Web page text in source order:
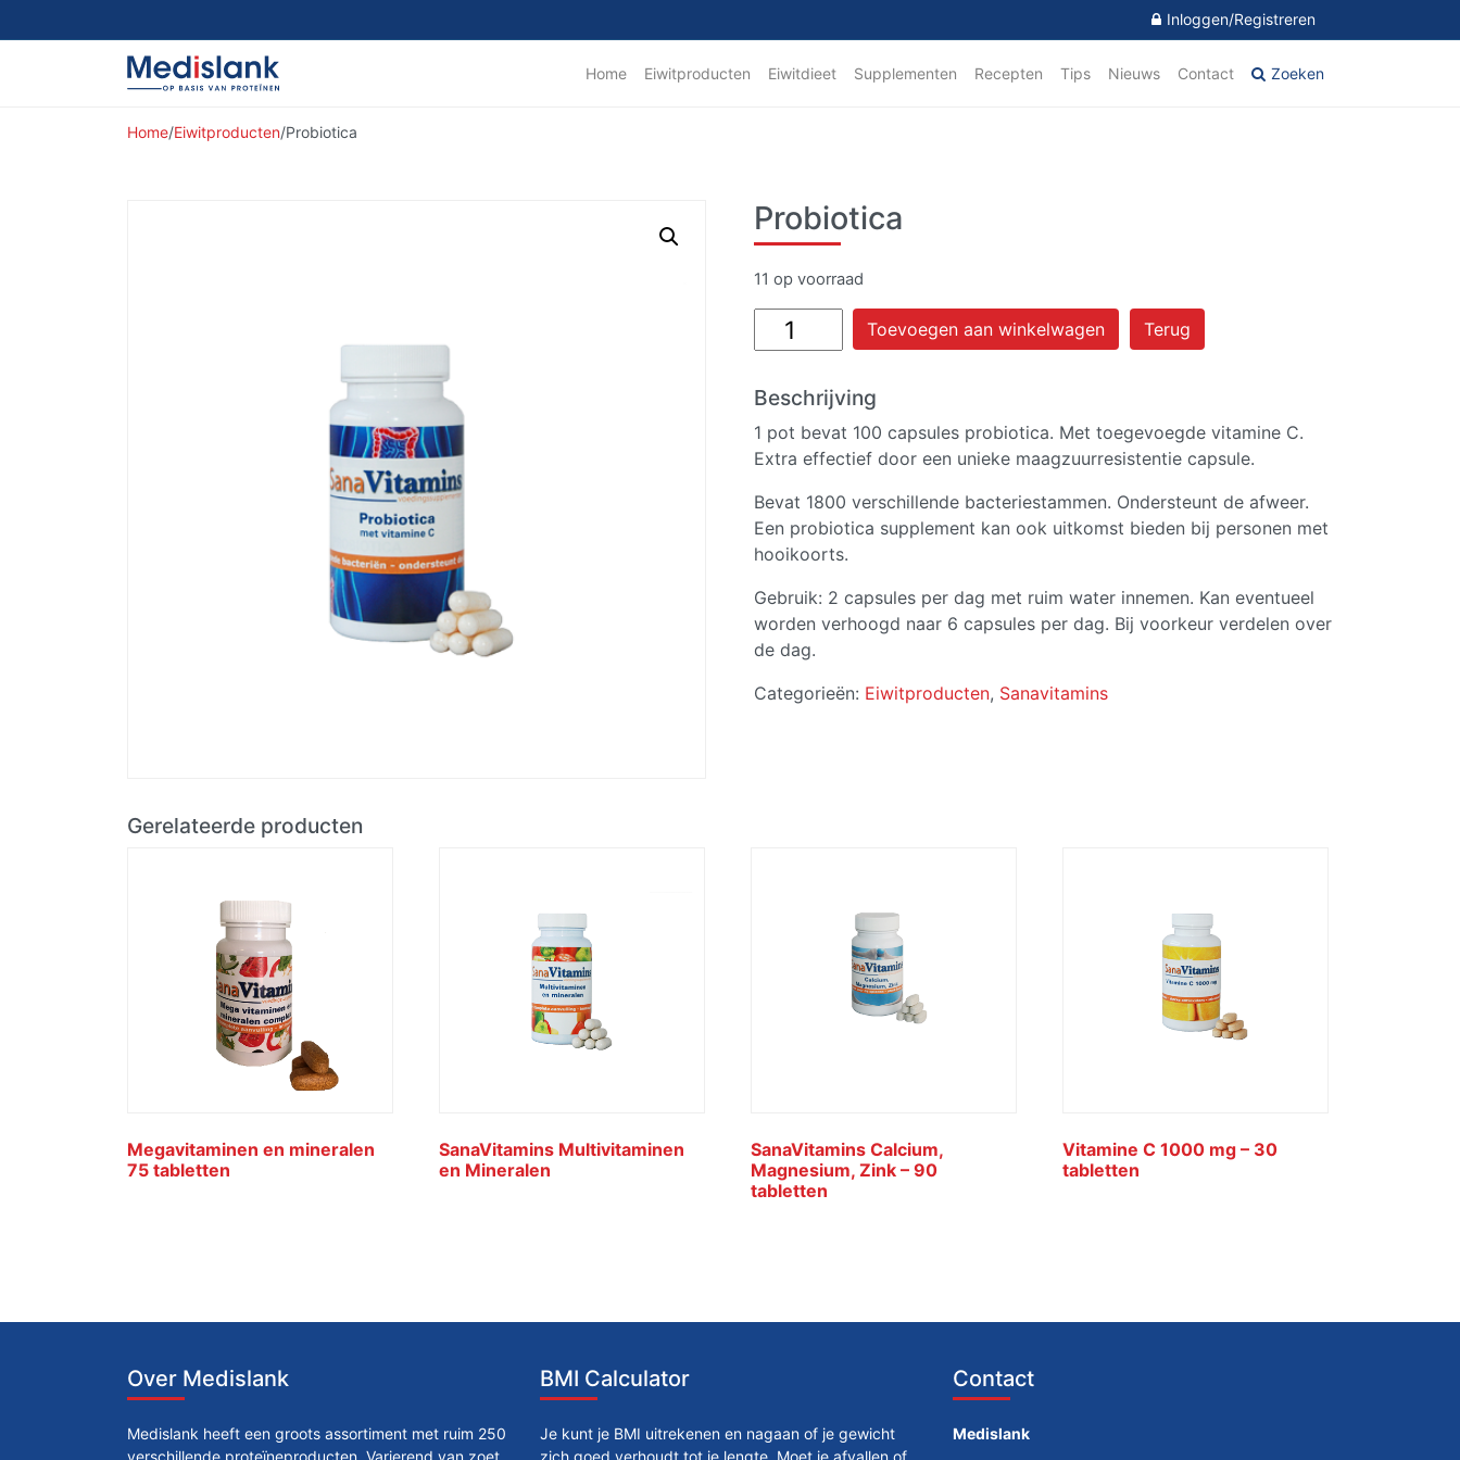
Inloggen/Registreren
Home Eiwitproducten Eiwitdieet Supplementen Recepten Tips Nieuws Contact Zoeken
Home/Eiwitproducten/Probiotica
Probiotica
11 op voorraad
Probiotica
aantal
Toevoegen aan winkelwagen Terug
Beschrijving
1 pot bevat 100 capsules probiotica. Met toegevoegde vitamine C.
Extra effectief door een unieke maagzuurresistentie capsule.
Bevat 1800 verschillende bacteriestammen. Ondersteunt de afweer.
Een probiotica supplement kan ook uitkomst bieden bij personen met
hooikoorts.
Gebruik: 2 capsules per dag met ruim water innemen. Kan eventueel
worden verhoogd naar 6 capsules per dag. Bij voorkeur verdelen over
de dag.
Categorieën: Eiwitproducten, Sanavitamins
Gerelateerde producten
Megavitaminen en mineralen
75 tabletten
SanaVitamins Multivitaminen
en Mineralen
SanaVitamins Calcium,
Magnesium, Zink – 90
tabletten
Vitamine C 1000 mg – 30
tabletten
Over Medislank
Medislank heeft een groots assortiment met ruim 250
BMI Calculator
Je kunt je BMI uitrekenen en nagaan of je gewicht
Contact
Medislank